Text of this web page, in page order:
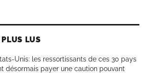
LUS
Unis: les ressortissants de ces 30 pays
désormais payer une caution pouvant